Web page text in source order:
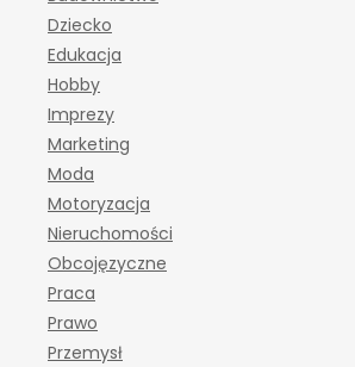
Dziecko
Edukacja
Hobby
Imprezy
Marketing
Moda
Motoryzacja
Nieruchomości
Obcojęzyczne
Praca
Prawo
Przemysł